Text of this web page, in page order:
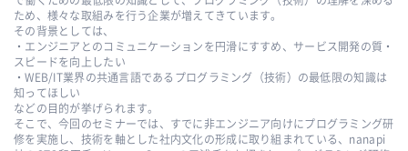
ため、様々な取組みを行う企業が増えてきています。
その背景としては、
・エンジニアとのコミュニケーションを円滑にすすめ、サービス開発の質・
スピードを向上したい
・WEB/IT業界の共通言語であるプログラミング（技術）の最低限の知識は
知ってほしい
などの目的が挙げられます。
そこで、今回のセミナーでは、すでに非エンジニア向けにプログラミング研
修を実施し、技術を軸とした社内文化の形成に取り組まれている、nanapi